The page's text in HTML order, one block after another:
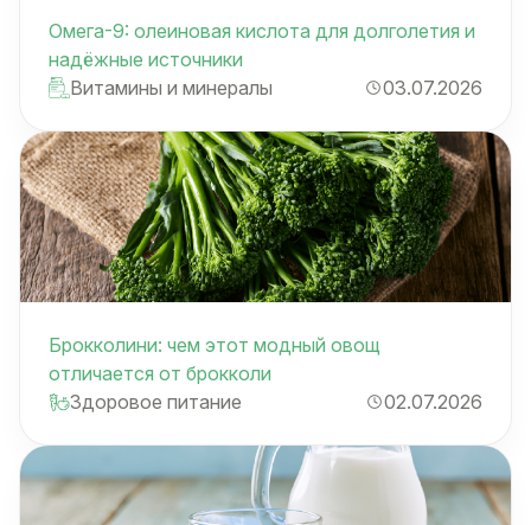
Омега-9: олеиновая кислота для долголетия и
надёжные источники
Витамины и минералы
03.07.2026
Брокколини: чем этот модный овощ
отличается от брокколи
Здоровое питание
02.07.2026